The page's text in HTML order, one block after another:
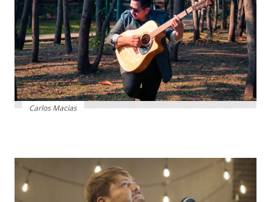
Carlos Macías